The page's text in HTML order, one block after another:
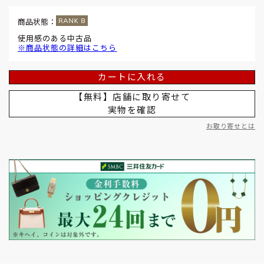
商品状態：
使用感のある中古品
※商品状態の詳細はこちら
カートに入れる
【無料】店舗に取り寄せて
実物を確認
お取り寄せとは